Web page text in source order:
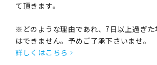
て頂きます。
※どのような理由であれ、7日以上過ぎ
はできません。予めご了承下さいませ。
詳しくはこちら